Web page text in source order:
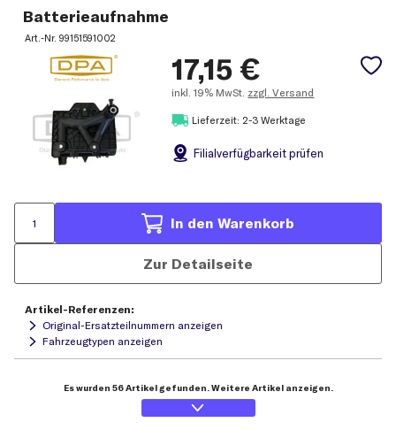
Batterieaufnahme
Art.-Nr.99151591002
17,15 €
inkl. 19% MwSt. zzgl. Versand
Lieferzeit: 2-3 Werktage
Filialverfügbarkeit prüfen
In den Warenkorb
Zur Detailseite
Artikel-Referenzen:
Original-Ersatzteilnummern anzeigen
Fahrzeugtypen anzeigen
Es wurden 56 Artikel gefunden. Weitere Artikel anzeigen.